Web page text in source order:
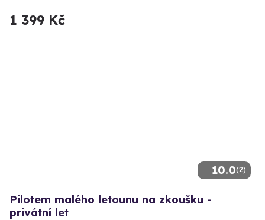
1 399 Kč
10.0(2)
Pilotem malého letounu na zkoušku -
privátní let